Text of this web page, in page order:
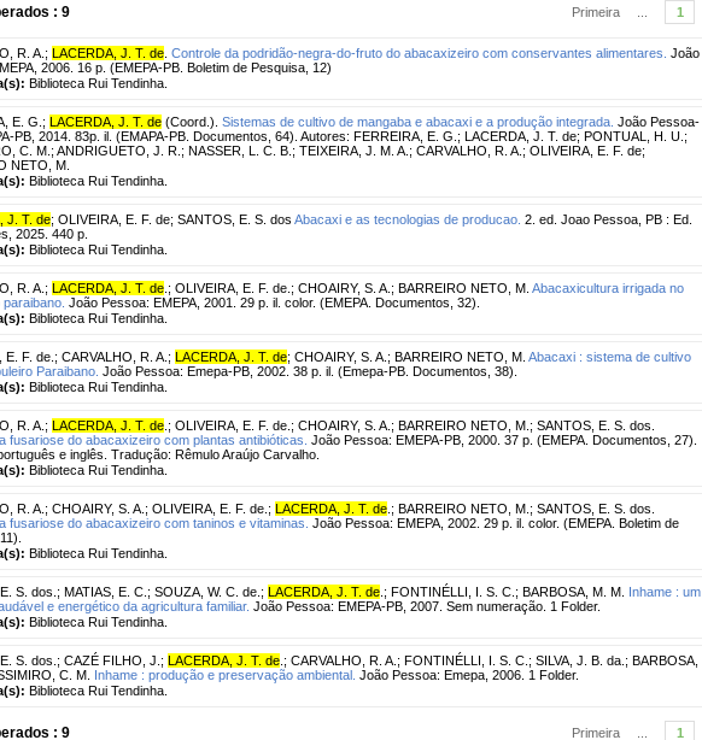
: 9 Primeira 1
R. A. ; LACERDA, J. T. de Controle da podridão-negra-do-fruto do abacaxizeiro com conservantes alimentares. João
2006. 16 p. (EMEPA-PB. Boletim de Pesquisa, 12)
Biblioteca Rui Tendinha.
E. G. ; LACERDA, J. T. de (Coord.). Sistemas de cultivo de mangaba e abacaxi e a produção integrada. João Pessoa-
PB, 2014. 83p. il. (EMAPA-PB. Documentos, 64). Autores: FERREIRA, E. G.; LACERDA, J. T. de; PONTUAL, H. U.;
C. M.; ANDRIGUETO, J. R.; NASSER, L. C. B.; TEIXEIRA, J. M. A.; CARVALHO, R. A.; OLIVEIRA, E. F. de;
NETO, M.
Biblioteca Rui Tendinha.
J. T. de; OLIVEIRA, E. F. de; SANTOS, E. S. dos Abacaxi e as tecnologias de producao. 2. ed. Joao Pessoa, PB : Ed.
2025. 440 p.
Biblioteca Rui Tendinha.
R. A. ; LACERDA, J. T. de ; OLIVEIRA, E. F. de. ; CHOAIRY, S. A. ; BARREIRO NETO, M. Abacaxicultura irrigada no
João Pessoa: EMEPA, 2001. 29 p. il. color. (EMEPA. Documentos, 32).
Biblioteca Rui Tendinha.
E. F. de. ; CARVALHO, R. A. ; LACERDA, J. T. de; CHOAIRY, S. A. ; BARREIRO NETO, M. Abacaxi : sistema de cultivo
Paraibano. João Pessoa: Emepa-PB, 2002. 38 p. il. (Emepa-PB. Documentos, 38).
Biblioteca Rui Tendinha.
R. A. ; LACERDA, J. T. de ; OLIVEIRA, E. F. de. ; CHOAIRY, S. A. ; BARREIRO NETO, M. ; SANTOS, E. S. dos.
fusariose do abacaxizeiro com plantas antibióticas. João Pessoa: EMEPA-PB, 2000. 37 p. (EMEPA. Documentos, 27).
e inglês. Tradução: Rêmulo Araújo Carvalho.
Biblioteca Rui Tendinha.
R. A. ; CHOAIRY, S. A. ; OLIVEIRA, E. F. de. ; LACERDA, J. T. de ; BARREIRO NETO, M. ; SANTOS, E. S. dos.
fusariose do abacaxizeiro com taninos e vitaminas. João Pessoa: EMEPA, 2002. 29 p. il. color. (EMEPA. Boletim de
Biblioteca Rui Tendinha.
S. dos. ; MATIAS, E. C. ; SOUZA, W. C. de. ; LACERDA, J. T. de ; FONTINÉLLI, I. S. C. ; BARBOSA, M. M. Inhame : um
e energético da agricultura familiar. João Pessoa: EMEPA-PB, 2007. Sem numeração. 1 Folder.
Biblioteca Rui Tendinha.
S. dos. ; CAZÉ FILHO, J. ; LACERDA, J. T. de ; CARVALHO, R. A. ; FONTINÉLLI, I. S. C. ; SILVA, J. B. da. ; BARBOSA,
C. M. Inhame : produção e preservação ambiental. João Pessoa: Emepa, 2006. 1 Folder.
Biblioteca Rui Tendinha.
: 9 Primeira 1